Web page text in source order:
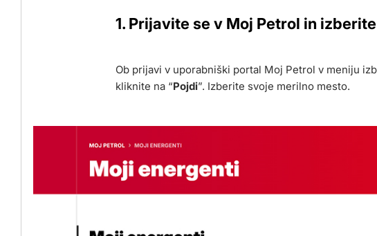
1. Prijavite se v Moj Petrol in
Ob prijavi v uporabniški portal Moj Petrol v meniju
kliknite na “Pojdi”. Izberite svoje merilno mesto.